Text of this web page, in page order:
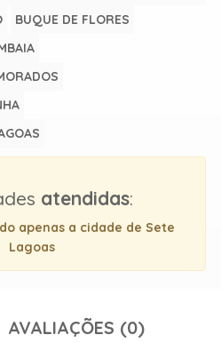
BUQUE DE FLORES
atendidas:
apenas a cidade de Sete
Lagoas
AVALIAÇÕES (0)